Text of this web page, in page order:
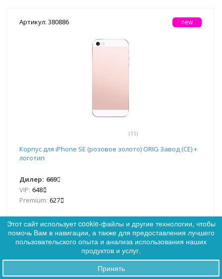
0
Артикул: 380886
(11)
new
Корпус для iPhone SE (розовое золото) ORIG Завод (CE) +
логотип
Дилер: 669
VIP: 648
Premium: 627
Нет в наличии
Сообщить о наличии
Этот сайт использует cookie-файлы и другие технологии, чтобы
помочь Вам в навигации, а также для предоставления лучшего
пользовательского опыта и анализа использования наших
продуктов и услуг.
Принять